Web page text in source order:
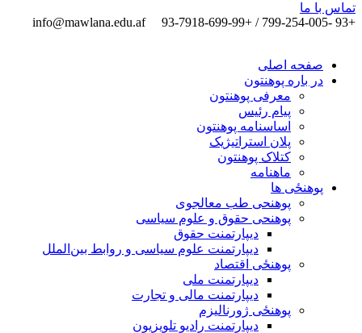
تماس ‌با ‌ما
+93 -799-254-005 / +93-7918-699-99
info@mawlana.edu.af
صفحه اصلی
در باره پوهنتون
معرفی پوهنتون
پیام رئیس
اساسنامه پوهنتون
پلان استراتیژیک
کتلاک پوهنتون
ماهنامه
پوهنځی ها
پوهنحی طب معالجوی
پوهنحی حقوق و علوم سیاسی
دیپارتمنت حقوق
دیپارتمنت علوم سیاسی و روابط بین‌الملل
پوهنځی اقتصاد
دیپارتمنت ملی
دیپارتمنت مالی و تجارت
پوهنځی ژورنالیزم
دیپارتمنت رادیو تلویزیون